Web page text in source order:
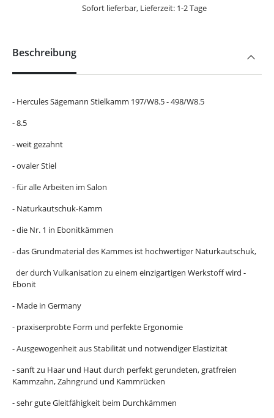
Sofort lieferbar, Lieferzeit: 1-2 Tage
Beschreibung
- Hercules Sägemann Stielkamm 197/W8.5 - 498/W8.5
- 8.5
- weit gezahnt
- ovaler Stiel
- für alle Arbeiten im Salon
- Naturkautschuk-Kamm
- die Nr. 1 in Ebonitkämmen
- das Grundmaterial des Kammes ist hochwertiger Naturkautschuk,
der durch Vulkanisation zu einem einzigartigen Werkstoff wird -
Ebonit
- Made in Germany
- praxiserprobte Form und perfekte Ergonomie
- Ausgewogenheit aus Stabilität und notwendiger Elastizität
- sanft zu Haar und Haut durch perfekt gerundeten, gratfreien
Kammzahn, Zahngrund und Kammrücken
- sehr gute Gleitfähigkeit beim Durchkämmen